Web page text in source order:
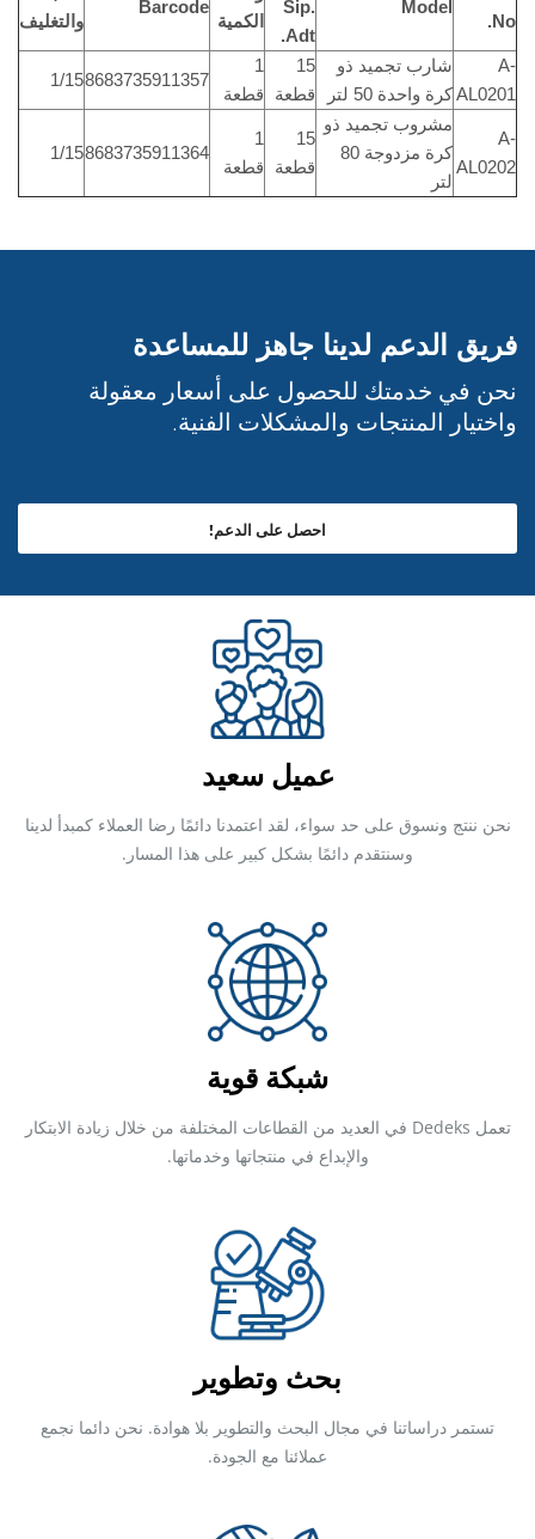
No.
Model
Sip.
Adt.
الكمية
Barcode
والتغليف
A-
AL0201
شارب تجميد ذو
كرة واحدة 50 لتر
15
قطعة
1
قطعة
8683735911357
1/15
A-
AL0202
مشروب تجميد ذو
كرة مزدوجة 80
لتر
15
قطعة
1
قطعة
8683735911364
1/15
فريق الدعم لدينا جاهز للمساعدة
نحن في خدمتك للحصول على أسعار معقولة
واختيار المنتجات والمشكلات الفنية.
احصل على الدعم!
عميل سعيد
نحن ننتج ونسوق على حد سواء، لقد اعتمدنا دائمًا رضا العملاء كمبدأ لدينا
وسنتقدم دائمًا بشكل كبير على هذا المسار.
شبكة قوية
تعمل Dedeks في العديد من القطاعات المختلفة من خلال زيادة الابتكار
والإبداع في منتجاتها وخدماتها.
بحث وتطوير
تستمر دراساتنا في مجال البحث والتطوير بلا هوادة. نحن دائما نجمع
عملائنا مع الجودة.